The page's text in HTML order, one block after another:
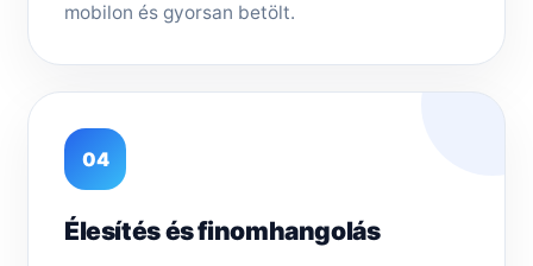
mobilon és gyorsan betölt.
04
Élesítés és finomhangolás